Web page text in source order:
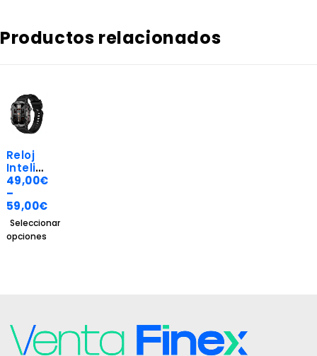
Productos relacionados
-55%
Reloj
Intelige
nte
TW96
49,00€
–
59,00€
Seleccionar
opciones